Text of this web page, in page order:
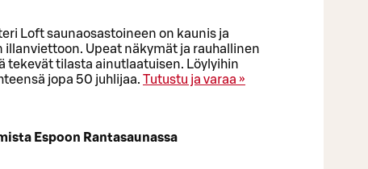
Loft saunaosastoineen on kaunis ja
Upeat näkymät ja rauhallinen
tekevät tilasta ainutlaatuisen. Löylyihin
jopa 50 juhlijaa. Tutustu ja varaa »
Espoon Rantasaunassa